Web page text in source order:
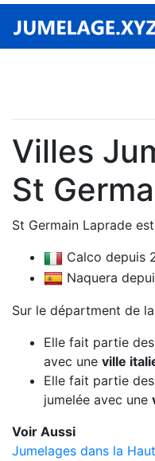
Villes
St
St Germain Laprade
Calco depuis
Naquera
Sur le départment de
Elle fait partie des
avec une ville
Elle fait partie des
jumelée avec une
Voir Aussi
Jumelages dans la